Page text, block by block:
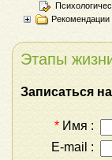
Рекомендации
Этапы
Записаться
* Имя :
E-mail :